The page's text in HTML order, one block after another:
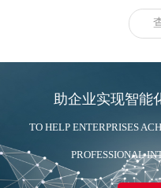
所的技术，集结了一批行内
助企业实现智能
TO HELP ENTERPRISES
PROFESSIONAL